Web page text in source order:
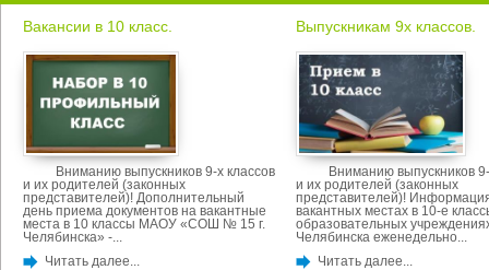
Вакансии в 10 класс.
Вниманию выпускников 9-х классов
и их родителей (законных
представителей)! Дополнительный
день приема документов на вакантные
места в 10 классы МАОУ «СОШ № 15 г.
Челябинска» -...
Читать далее...
Выпускникам 9х классов.
Вниманию выпускников 9-
и их родителей (законных
представителей)!
вакантных местах в 10-е
образовательных
Челябинска еженедельно...
Читать далее...